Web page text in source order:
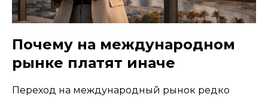
Почему на международном
рынке платят иначе
Переход на международный рынок редко